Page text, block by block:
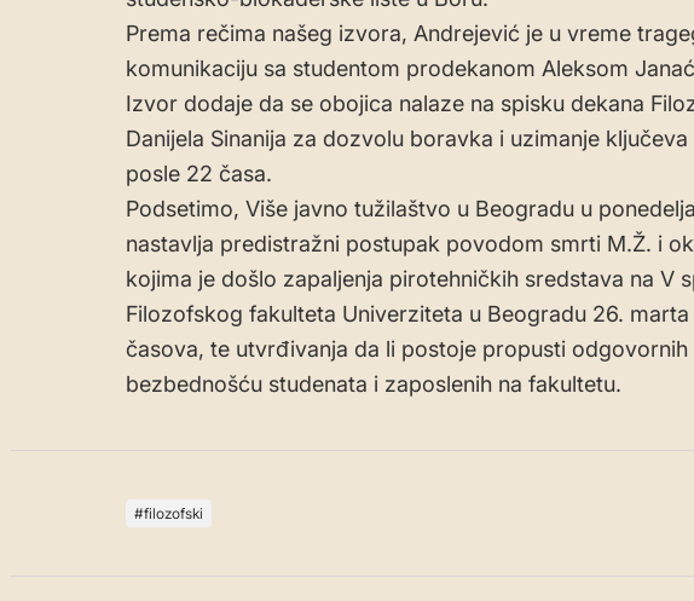
Prema rečima našeg izvora, Andrejević je u vreme
komunikaciju sa studentom prodekanom Aleksom
Izvor dodaje da se obojica nalaze na spisku dekana
Danijela Sinanija za dozvolu boravka i uzimanje
posle 22 časa.
Podsetimo, Više javno tužilaštvo u Beogradu u
nastavlja predistražni postupak povodom smrti M.Ž. i
kojima je došlo zapaljenja pirotehničkih sredstava na V
Filozofskog fakulteta Univerziteta u Beogradu 26.
časova, te utvrđivanja da li postoje propusti odgovornih
bezbednošću studenata i zaposlenih na fakultetu.
filozofski